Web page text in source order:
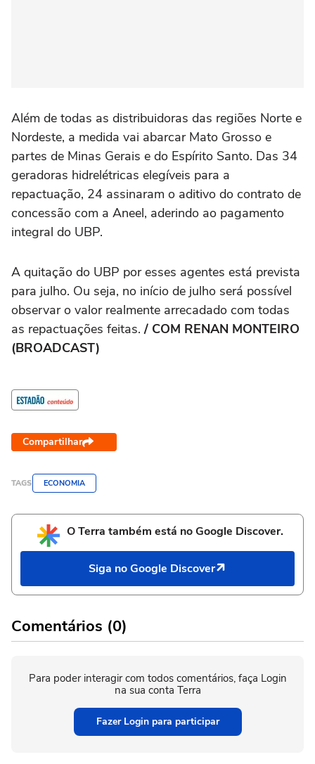
Além de todas as distribuidoras das regiões Norte e
Nordeste, a medida vai abarcar Mato Grosso e
partes de Minas Gerais e do Espírito Santo. Das 34
geradoras hidrelétricas elegíveis para a
repactuação, 24 assinaram o aditivo do contrato de
concessão com a Aneel, aderindo ao pagamento
integral do UBP.
A quitação do UBP por esses agentes está prevista
para julho. Ou seja, no início de julho será possível
observar o valor realmente arrecadado com todas
as repactuações feitas./ COM RENAN MONTEIRO
(BROADCAST)
Compartilhar
TAGS ECONOMIA
O Terra também está no Google Discover.
Siga no Google Discover
Comentários (0)
Para poder interagir com todos comentários, faça Login
na sua conta Terra
Fazer Login para participar